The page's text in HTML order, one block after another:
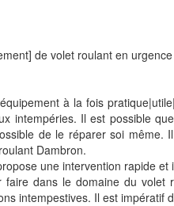
de volet roulant en
à la fois
intempéries. Il est possible
de le réparer soi même.
Dambron.
une intervention rapide
dans le domaine du
intempestives. Il est